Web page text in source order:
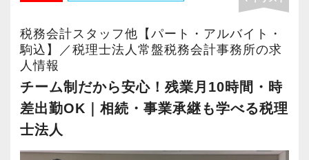
超高齢化の税理士業界で、次世代を担うのが
我々だと思っています。
ぜひ、あなたの力を貸してください。
ご応募をお待ちしております。
仕事に対して当事者意識を持ち、責任を引き受
けられる方を歓迎します。
■ 最後に
組織の成長に伴い、
は、早めに出社して18時に退社して学校へ向か
う」
など、それぞれのライフスタイルや勉強スケジ
ュールに合わせた柔軟な働き方が可能です。
また、有給休暇の取得率も80％以上を誇り、お
互いに休みをフォローし合う文化が根付いてい
ます。
き継ぎのため、新しくお迎えするスタッフが不
安なく、心から安心して長く活躍できるよう、
職場環境の改善と仕組みづくりに本気で取り組
んでいます。
当事務所が誇る「4つの魅力」をご紹介します。
―――【1】 1人で抱え込ませない「チーム制」
の安心感
税務会計スタッフ他【パート・アルバイト・
駒込】／税理士法人常盤税務会計事務所の求
人情報
チーム制だから安心！残業月10時間・時
差出勤OK｜相続・事業承継も学べる税理
士法人